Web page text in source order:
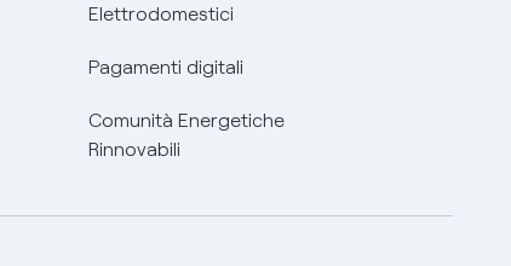
Elettrodomestici
Pagamenti digitali
Comunità Energetiche
Rinnovabili